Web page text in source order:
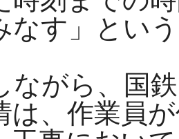
なす」とい
がら、国
は、作業員